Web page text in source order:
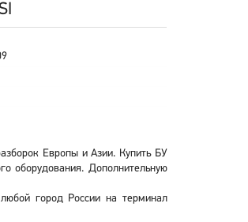
Европы и Азии. Купить БУ
оборудования. Дополнительную
город России на терминал